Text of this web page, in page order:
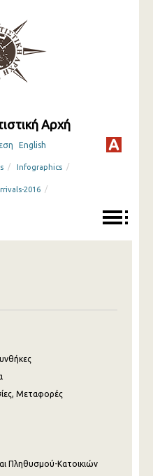
Αρχή
English
/ Infographics /
2016 /
Μεταφορές
Πληθυσμού-Κατοικιών